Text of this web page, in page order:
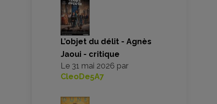
L’objet du délit - Agnès
Jaoui - critique
Le 31 mai 2026 par
CleoDe5A7